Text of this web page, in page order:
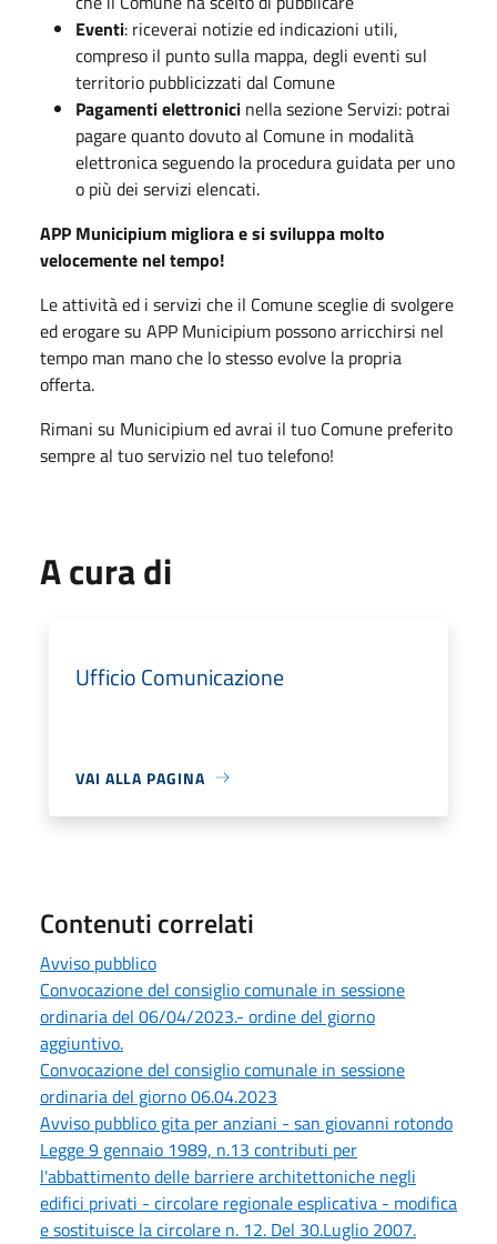
Eventi: riceverai notizie ed indicazioni utili,
compreso il punto sulla mappa, degli eventi sul
territorio pubblicizzati dal Comune
Pagamenti elettronici nella sezione Servizi: potrai
pagare quanto dovuto al Comune in modalità
elettronica seguendo la procedura guidata per uno
o più dei servizi elencati.
APP Municipium migliora e si sviluppa molto
velocemente nel tempo!
Le attività ed i servizi che il Comune sceglie di svolgere
ed erogare su APP Municipium possono arricchirsi nel
tempo man mano che lo stesso evolve la propria
offerta.
Rimani su Municipium ed avrai il tuo Comune preferito
sempre al tuo servizio nel tuo telefono!
A cura di
Ufficio Comunicazione
VAI ALLA PAGINA
Contenuti correlati
Avviso pubblico
Convocazione del consiglio comunale in sessione
ordinaria del 06/04/2023.- ordine del giorno
aggiuntivo.
Convocazione del consiglio comunale in sessione
ordinaria del giorno 06.04.2023
Avviso pubblico gita per anziani - san giovanni rotondo
Legge 9 gennaio 1989, n.13 contributi per
l'abbattimento delle barriere architettoniche negli
edifici privati - circolare regionale esplicativa - modifica
e sostituisce la circolare n. 12. Del 30.Luglio 2007.